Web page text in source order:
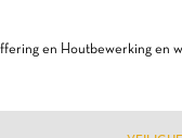
en Houtbewerking en